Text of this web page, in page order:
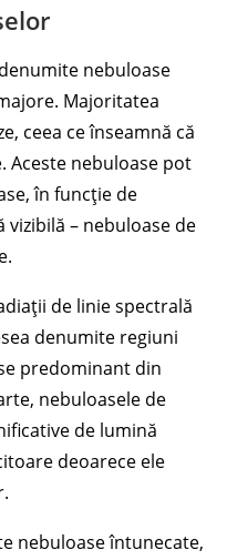
nebuloase
Majoritatea
ceea ce înseamnă că
Aceste nebuloase pot
în funcție de
– nebuloase de
de linie spectrală
denumite regiuni
predominant din
nebuloasele de
de lumină
deoarece ele
nebuloase întunecate,